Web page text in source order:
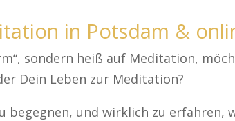
in Potsdam &
sondern heiß auf Meditation,
Dein Leben zur Meditation?
und wirklich zu erfahren,